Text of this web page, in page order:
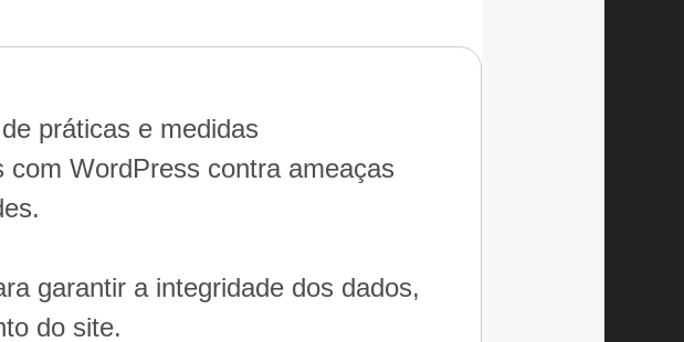
práticas e medidas
WordPress contra ameaças
garantir a integridade dos dados,
do site.